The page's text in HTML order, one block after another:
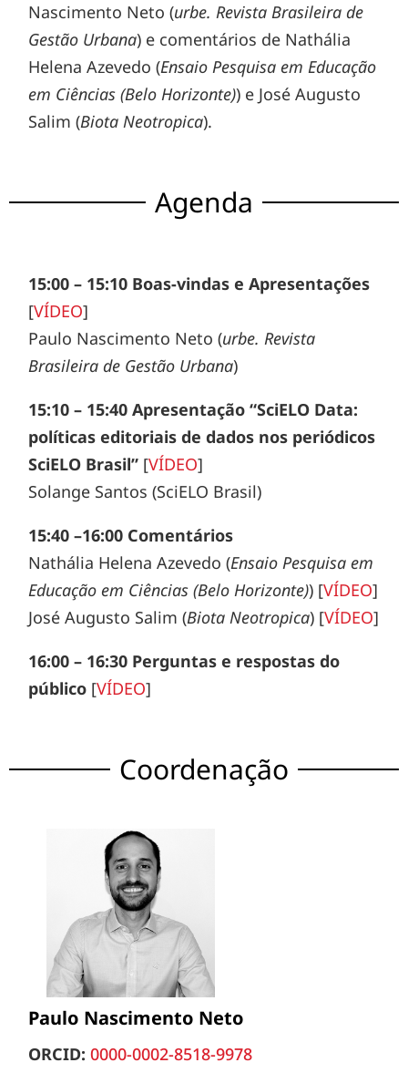
Nascimento Neto (urbe. Revista Brasileira de
Gestão Urbana) e comentários de Nathália
Helena Azevedo (Ensaio Pesquisa em Educação
em Ciências (Belo Horizonte)) e José Augusto
Salim (Biota Neotropica).
Agenda
15:00 – 15:10 Boas-vindas e Apresentações
[VÍDEO]
Paulo Nascimento Neto (urbe. Revista
Brasileira de Gestão Urbana)
15:10 – 15:40 Apresentação “SciELO Data:
políticas editoriais de dados nos periódicos
SciELO Brasil” [VÍDEO]
Solange Santos (SciELO Brasil)
15:40 –16:00 Comentários
Nathália Helena Azevedo (Ensaio Pesquisa em
Educação em Ciências (Belo Horizonte)) [VÍDEO]
José Augusto Salim (Biota Neotropica) [VÍDEO]
16:00 – 16:30 Perguntas e respostas do
público [VÍDEO]
Coordenação
Paulo Nascimento Neto
ORCID: 0000-0002-8518-9978